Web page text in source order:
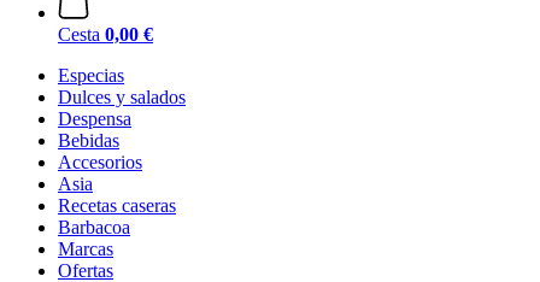
Cesta 0,00 €
Especias
Dulces y salados
Despensa
Bebidas
Accesorios
Asia
Recetas caseras
Barbacoa
Marcas
Ofertas